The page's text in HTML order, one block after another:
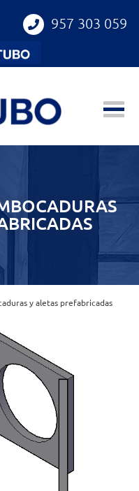
957 303 059
y aletas prefabricadas